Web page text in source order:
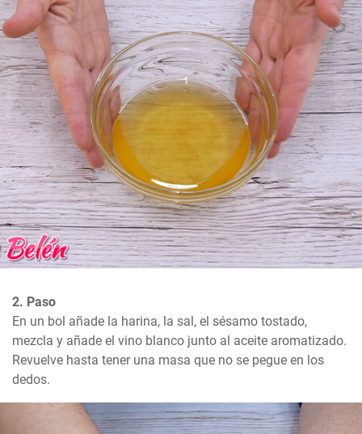
2. Paso
En un bol añade la harina, la sal, el sésamo tostado,
mezcla y añade el vino blanco junto al aceite aromatizado.
Revuelve hasta tener una masa que no se pegue en los
dedos.